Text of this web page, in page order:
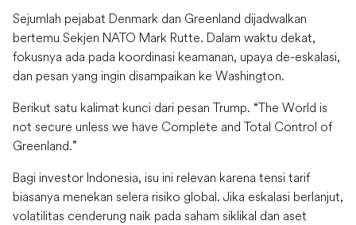
Sejumlah pejabat Denmark dan Greenland dijadwalkan
bertemu Sekjen NATO Mark Rutte. Dalam waktu dekat,
fokusnya ada pada koordinasi keamanan, upaya de-eskalasi,
dan pesan yang ingin disampaikan ke Washington.
Berikut satu kalimat kunci dari pesan Trump. “The World is
not secure unless we have Complete and Total Control of
Greenland.”
Bagi investor Indonesia, isu ini relevan karena tensi tarif
biasanya menekan selera risiko global. Jika eskalasi berlanjut,
volatilitas cenderung naik pada saham siklikal dan aset